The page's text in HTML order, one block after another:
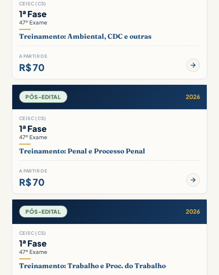
CEISC (CS)
1ª Fase
47º Exame
Treinamento: Ambiental, CDC e outras
A PARTIR DE
R$ 70
PÓS-EDITAL 2026
CEISC (CS)
1ª Fase
47º Exame
Treinamento: Penal e Processo Penal
A PARTIR DE
R$ 70
PÓS-EDITAL 2026
CEISC (CS)
1ª Fase
47º Exame
Treinamento: Trabalho e Proc. do Trabalho